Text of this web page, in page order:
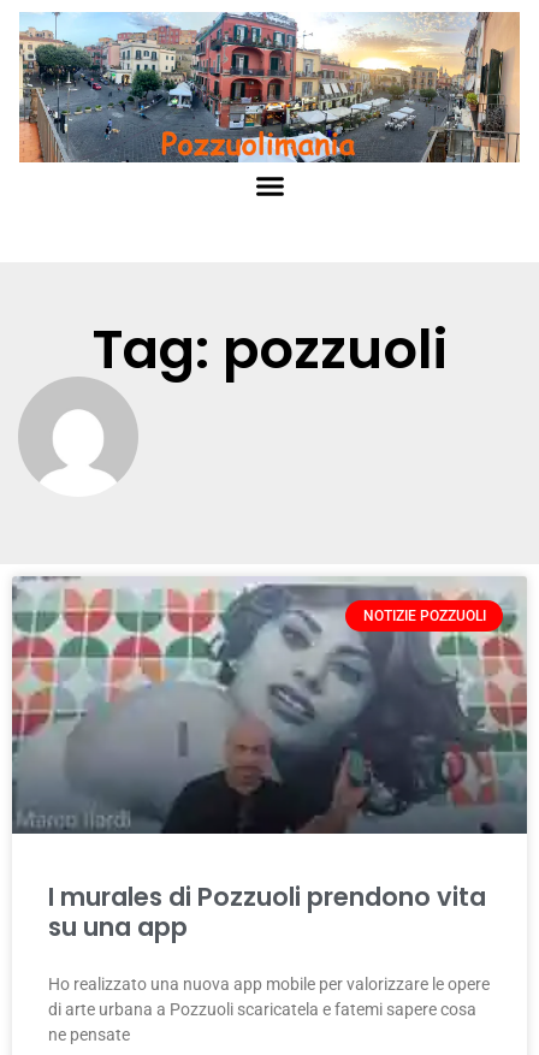
Tag: pozzuoli
NOTIZIE POZZUOLI
I murales di Pozzuoli prendono vita
su una app
Ho realizzato una nuova app mobile per valorizzare le opere
di arte urbana a Pozzuoli scaricatela e fatemi sapere cosa
ne pensate